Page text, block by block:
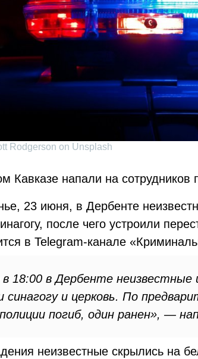
Rodgerson on Unsplash
Кавказе напали на сотрудников
23 июня, в Дербенте
после чего устроили
в Telegram-канале
18:00 в Дербенте неизвестные
синагогу и церковь. По
погиб, один ранен», —
неизвестные скрылись на